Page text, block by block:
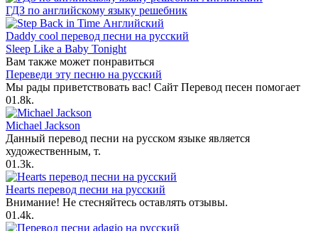
ГДЗ по английскому языку решебник
Английский
Daddy cool перевод песни на русский
Sleep Like a Baby Tonight
Вам также может понравиться
Переведи эту песню на русский
Мы рады приветствовать вас! Сайт Перевод песен помогает
01.8k.
Michael Jackson
Данный перевод песни на русском языке является
художественным, т.
01.3k.
Hearts перевод песни на русский
Внимание! Не стесняйтесь оставлять отзывы.
01.4k.